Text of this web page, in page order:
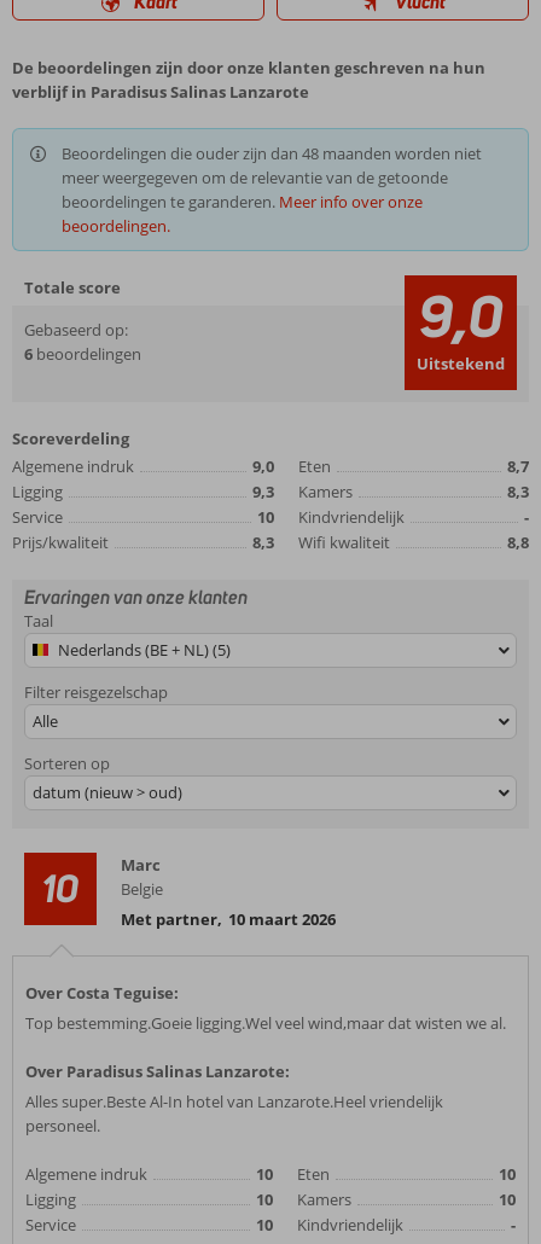
De beoordelingen zijn door onze klanten geschreven na hun
verblijf in Paradisus Salinas Lanzarote
Beoordelingen die ouder zijn dan 48 maanden worden niet
meer weergegeven om de relevantie van de getoonde
beoordelingen te garanderen. Meer info over onze
beoordelingen.
Totale score
Gebaseerd op:
6 beoordelingen 9,0
Uitstekend
Scoreverdeling
Algemene indruk
9,0
Ligging
9,3
Service
10
Prijs/kwaliteit
8,3
Eten
8,7
Kamers
8,3
Kindvriendelijk
-
Wifi kwaliteit
8,8
Ervaringen van onze klanten
Taal
Nederlands (BE + NL) (5)
Filter reisgezelschap
Alle
Sorteren op
datum (nieuw > oud)
10
Marc
Belgie
Met partner, 10 maart 2026
Over Costa Teguise:
Top bestemming.Goeie ligging.Wel veel wind,maar dat wisten we al.
Over Paradisus Salinas Lanzarote:
Alles super.Beste Al-In hotel van Lanzarote.Heel vriendelijk
personeel.
Algemene indruk
10
Ligging
10
Service
10
Eten
10
Kamers
10
Kindvriendelijk
-